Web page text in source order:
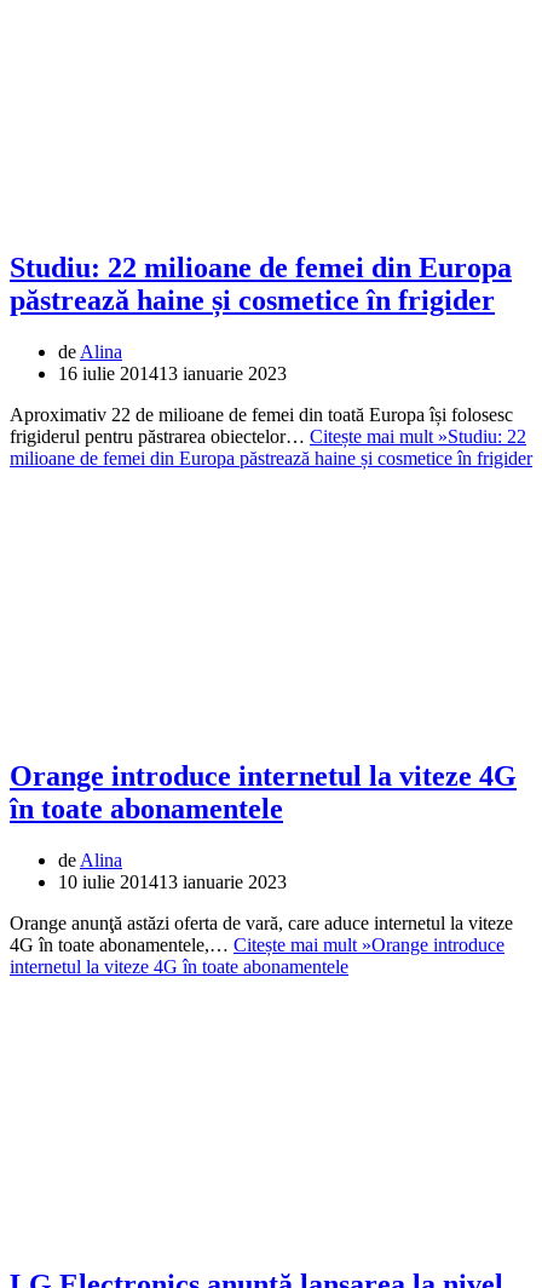
Studiu: 22 milioane de femei din Europa
păstrează haine și cosmetice în frigider
de Alina
16 iulie 201413 ianuarie 2023
Aproximativ 22 de milioane de femei din toată Europa își folosesc
frigiderul pentru păstrarea obiectelor… Citește mai mult »Studiu: 22
milioane de femei din Europa păstrează haine și cosmetice în frigider
Orange introduce internetul la viteze 4G
în toate abonamentele
de Alina
10 iulie 201413 ianuarie 2023
Orange anunţă astăzi oferta de vară, care aduce internetul la viteze
4G în toate abonamentele,… Citește mai mult »Orange introduce
internetul la viteze 4G în toate abonamentele